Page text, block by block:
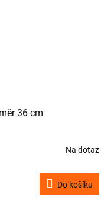
36 cm
Na dotaz
Do košíku